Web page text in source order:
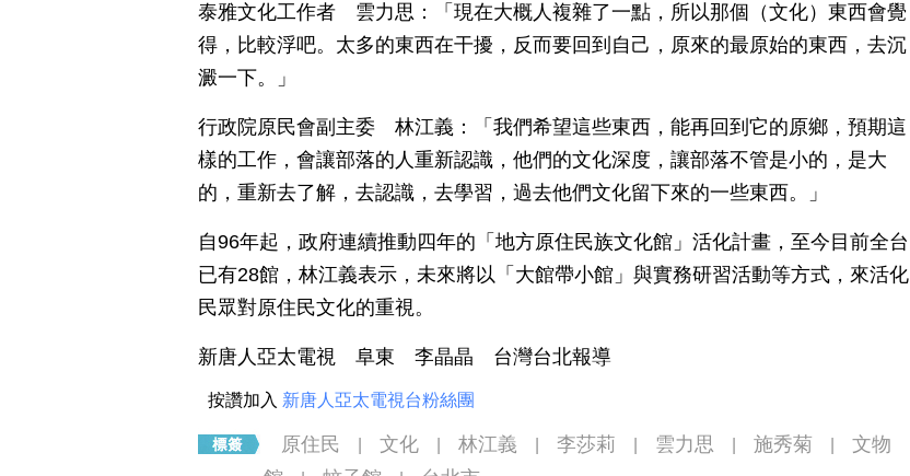
泰雅文化工作者 雲力思：「現在大概人複雜了一點，所以那個（文化）東西會覺
得，比較浮吧。太多的東西在干擾，反而要回到自己，原來的最原始的東西，去沉
澱一下。」
行政院原民會副主委 林江義：「我們希望這些東西，能再回到它的原鄉，預期這
樣的工作，會讓部落的人重新認識，他們的文化深度，讓部落不管是小的，是大
的，重新去了解，去認識，去學習，過去他們文化留下來的一些東西。」
自96年起，政府連續推動四年的「地方原住民族文化館」活化計畫，至今目前全台
已有28館，林江義表示，未來將以「大館帶小館」與實務研習活動等方式，來活化
民眾對原住民文化的重視。
新唐人亞太電視 阜東 李晶晶 台灣台北報導
按讚加入 新唐人亞太電視台粉絲團
原住民 文化 林江義 李莎莉 雲力思 施秀菊
文物